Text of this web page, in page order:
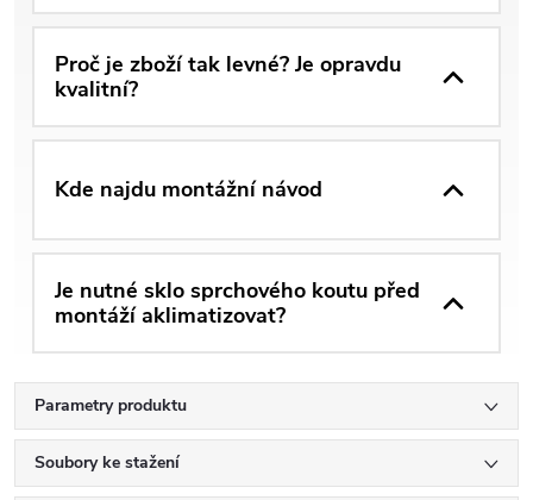
Proč je zboží tak levné? Je opravdu
kvalitní?
Kde najdu montážní návod
Je nutné sklo sprchového koutu před
montáží aklimatizovat?
Parametry produktu
Soubory ke stažení